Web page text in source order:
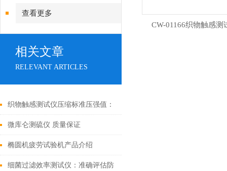
查看更多
相关文章
RELEVANT ARTICLES
织物触感测试仪压缩标准压强值：
42gf/cm2 上海诚卫
微库仑测硫仪 质量保证
椭圆机疲劳试验机产品介绍
细菌过滤效率测试仪：准确评估防
CW-01166织物触感测